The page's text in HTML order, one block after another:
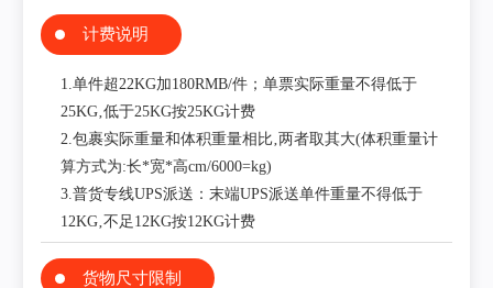
计费说明
1.单件超22KG加180RMB/件；单票实际重量不得低于
25KG‚低于25KG按25KG计费
2.包裹实际重量和体积重量相比‚两者取其大(体积重量计
算方式为:长*宽*高cm/6000=kg)
3.普货专线UPS派送：末端UPS派送单件重量不得低于
12KG‚不足12KG按12KG计费
货物尺寸限制